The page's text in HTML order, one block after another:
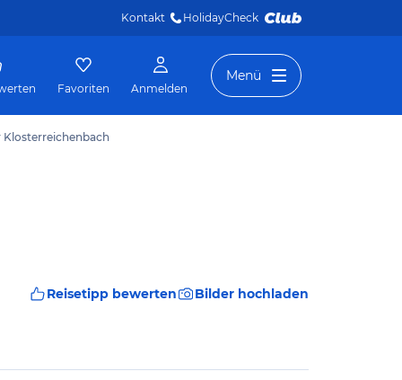
Kontakt HolidayCheck
Favoriten Anmelden
Menü
Reisetipp bewerten Bilder hochladen